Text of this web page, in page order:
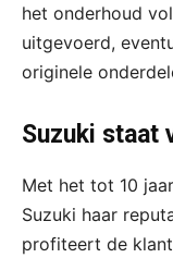
het onderhoud
uitgevoerd,
originele
Suzuki staat
Met het tot 10
Suzuki haar
profiteert de